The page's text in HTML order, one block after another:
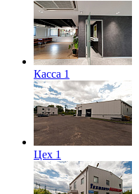
Касса 1
Цех 1